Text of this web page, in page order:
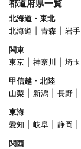
都道府県一覧
北海道・東北
北海道
青森 岩手
関東
東京
神奈川 埼玉
甲信越・北陸
山梨
新潟 長野
東海
愛知
岐阜 静岡
関西